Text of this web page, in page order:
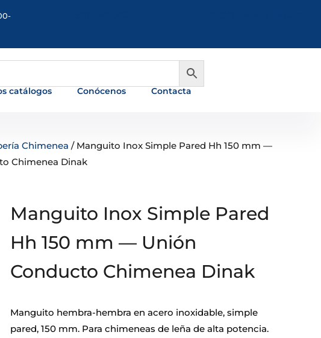
catálogos Conócenos Contacta
Chimenea / Manguito Inox Simple Pared Hh 150 mm —
Chimenea Dinak
Manguito Inox Simple Pared
Hh 150 mm — Unión
Conducto Chimenea Dinak
Manguito hembra-hembra en acero inoxidable, simple
pared, 150 mm. Para chimeneas de leña de alta potencia.